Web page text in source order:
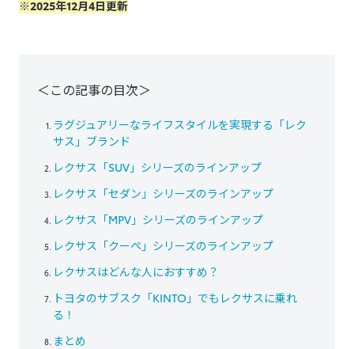
※2025年12月4日更新
＜この記事の目次＞
ラグジュアリーなライフスタイルを実現する「レク
サス」ブランド
レクサス「SUV」シリーズのラインアップ
レクサス「セダン」シリーズのラインアップ
レクサス「MPV」シリーズのラインアップ
レクサス「クーペ」シリーズのラインアップ
レクサスはどんな人におすすめ？
トヨタのサブスク「KINTO」でもレクサスに乗れ
る！
まとめ